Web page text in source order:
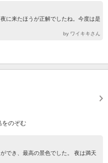
に来たほうが正解でしたね。今度は是
by ワイキキさん
をのぞむ
でき、最高の景色でした。 夜は満天